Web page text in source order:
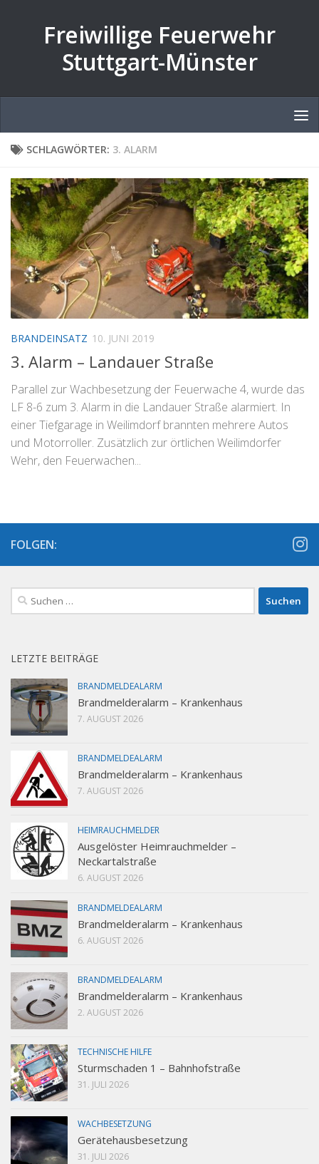
Freiwillige Feuerwehr
Stuttgart-Münster
SCHLAGWÖRTER: 3. ALARM
BRANDEINSATZ 10. JUNI 2019
3. Alarm – Landauer Straße
Parallel zur Wachbesetzung der Feuerwache 4, wurde das
LF 8-6 zum 3. Alarm in die Landauer Straße alarmiert. In
einer Tiefgarage in Weilimdorf brannten mehrere Autos
und Motorroller. Zusätzlich zur örtlichen Weilimdorfer
Wehr, den Feuerwachen...
FOLGEN:
Suchen
nach:
LETZTE BEITRÄGE
BRANDMELDEALARM
Brandmelderalarm – Krankenhaus
7. AUGUST 2026
BRANDMELDEALARM
Brandmelderalarm – Krankenhaus
7. AUGUST 2026
HEIMRAUCHMELDER
Ausgelöster Heimrauchmelder –
Neckartalstraße
6. AUGUST 2026
BRANDMELDEALARM
Brandmelderalarm – Krankenhaus
6. AUGUST 2026
BRANDMELDEALARM
Brandmelderalarm – Krankenhaus
2. AUGUST 2026
TECHNISCHE HILFE
Sturmschaden 1 – Bahnhofstraße
31. JULI 2026
WACHBESETZUNG
Gerätehausbesetzung
31. JULI 2026